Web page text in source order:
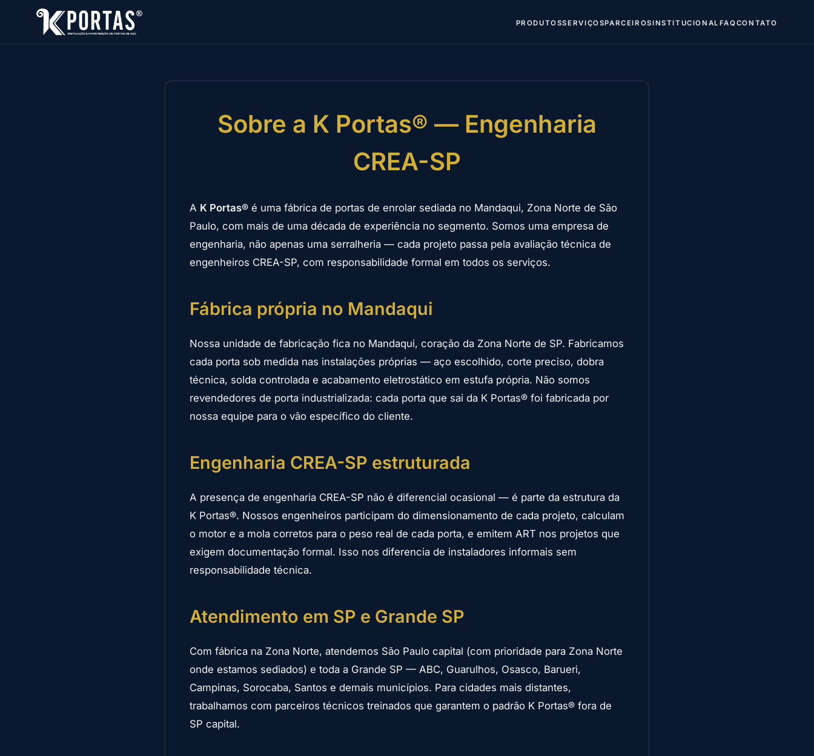
PRODUTOSSERVIÇOSPARCEIROS INSTITUCIONAL FAQCONTATO
Sobre a K Portas® — Engenharia
CREA-SP
A K Portas® é uma fábrica de portas de enrolar sediada no Mandaqui, Zona Norte de São
Paulo, com mais de uma década de experiência no segmento. Somos uma empresa de
engenharia, não apenas uma serralheria — cada projeto passa pela avaliação técnica de
engenheiros CREA-SP, com responsabilidade formal em todos os serviços.
Fábrica própria no Mandaqui
Nossa unidade de fabricação fica no Mandaqui, coração da Zona Norte de SP. Fabricamos
cada porta sob medida nas instalações próprias — aço escolhido, corte preciso, dobra
técnica, solda controlada e acabamento eletrostático em estufa própria. Não somos
revendedores de porta industrializada: cada porta que sai da K Portas® foi fabricada por
nossa equipe para o vão específico do cliente.
Engenharia CREA-SP estruturada
A presença de engenharia CREA-SP não é diferencial ocasional — é parte da estrutura da
K Portas®. Nossos engenheiros participam do dimensionamento de cada projeto, calculam
o motor e a mola corretos para o peso real de cada porta, e emitem ART nos projetos que
exigem documentação formal. Isso nos diferencia de instaladores informais sem
responsabilidade técnica.
Atendimento em SP e Grande SP
Com fábrica na Zona Norte, atendemos São Paulo capital (com prioridade para Zona Norte
onde estamos sediados) e toda a Grande SP — ABC, Guarulhos, Osasco, Barueri,
Campinas, Sorocaba, Santos e demais municípios. Para cidades mais distantes,
trabalhamos com parceiros técnicos treinados que garantem o padrão K Portas® fora de
SP capital.